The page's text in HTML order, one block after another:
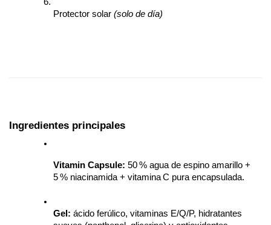
Protector solar (solo de día)
Ingredientes principales
Vitamin Capsule: 50 % agua de espino amarillo +
5 % niacinamida + vitamina C pura encapsulada.
Gel: ácido ferúlico, vitaminas E/Q/P, hidratantes